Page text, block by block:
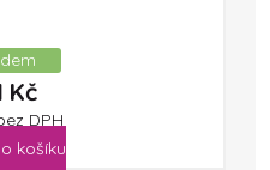
Kč
DPH
košíku